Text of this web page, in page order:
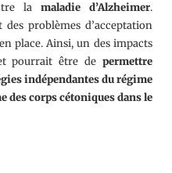
la maladie d’Alzheimer.
problèmes d’acceptation
place. Ainsi, un des impacts
pourrait être de permettre
indépendantes du régime
des corps cétoniques dans le